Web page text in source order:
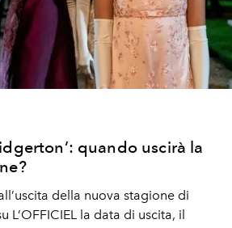
quando uscirà la
della nuova stagione di
L’OFFICIEL la data di uscita, il